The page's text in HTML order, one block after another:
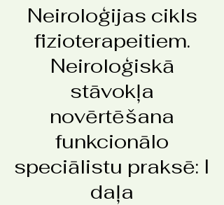
Neiroloģijas cikls
fizioterapeitiem.
Neiroloģiskā
stāvokļa
novērtēšana
funkcionālo
speciālistu praksē: I
daļa